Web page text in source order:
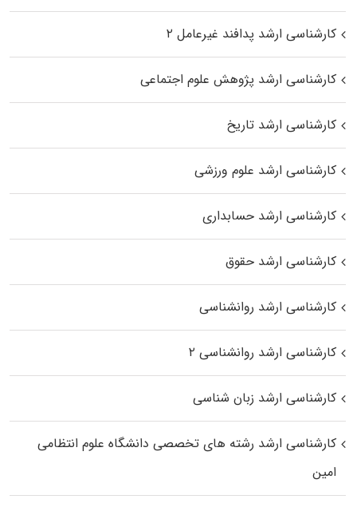
کارشناسی ارشد پدافند غیرعامل ۲
کارشناسی ارشد پژوهش علوم اجتماعی
کارشناسی ارشد تاریخ
کارشناسی ارشد علوم ورزشی
کارشناسی ارشد حسابداری
کارشناسی ارشد حقوق
کارشناسی ارشد روانشناسی
کارشناسی ارشد روانشناسی ۲
کارشناسی ارشد زبان شناسی
کارشناسی ارشد رﺷﺘﻪ ﻫﺎی تخصصی داﻧﺸﮕﺎه ﻋﻠﻮم انتظامی
اﻣﻴﻦ